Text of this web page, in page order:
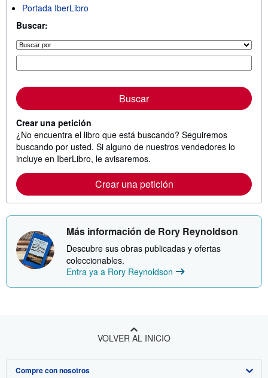
Portada IberLibro
Buscar:
Buscar
Crear una petición
¿No encuentra el libro que está buscando? Seguiremos
buscando por usted. Si alguno de nuestros vendedores lo
incluye en IberLibro, le avisaremos.
Crear una petición
Más información de Rory Reynoldson
Descubre sus obras publicadas y ofertas
coleccionables.
Entra ya a Rory Reynoldson
VOLVER AL INICIO
Compre con nosotros